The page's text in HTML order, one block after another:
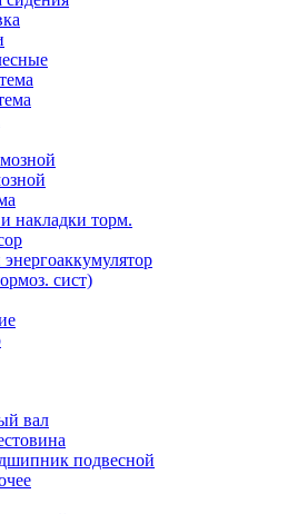
накладки торм.
сист)
вал
подвесной